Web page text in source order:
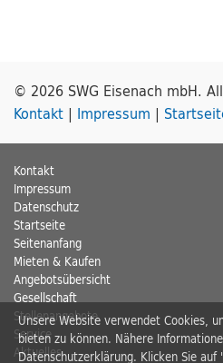
© 2026 SWG Eisenach mbH.
Kontakt | Impressum |
Kontakt
Impressum
Datenschutz
Startseite
Seitenanfang
Mieten & Kaufen
Angebotsübersicht
Gesellschaft
Stellenangebote
Service
Aktuelles
Unsere Website verwendet Cookies,
bieten zu können. Nähere
Datenschutzerklärung. Klicken Sie